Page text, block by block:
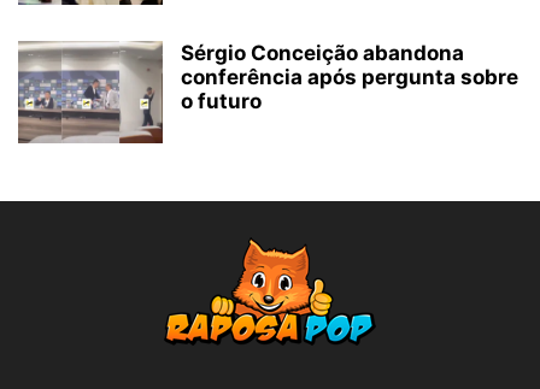
Sérgio Conceição abandona
conferência após pergunta sobre
o futuro